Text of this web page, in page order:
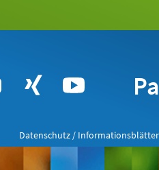
Datenschutz / Informationsblätter